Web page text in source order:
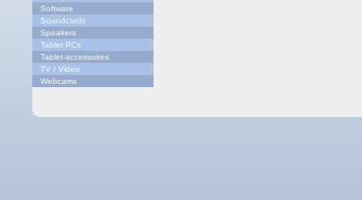
Software
Soundcards
Speakers
Tablet PCs
Tablet-accessoires
TV / Video
Webcams